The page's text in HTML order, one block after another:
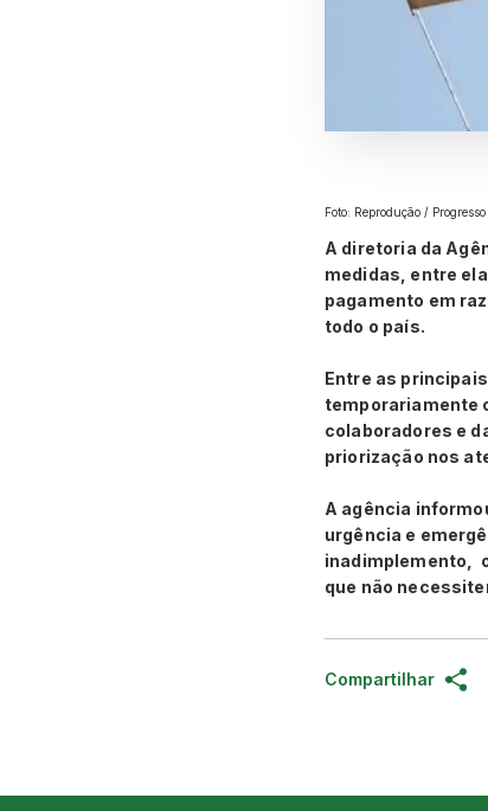
Foto: Reprodução / Progresso
A diretoria da
medidas, entre
pagamento em
todo o país.
Entre as
temporariamente
colaboradores e
priorização nos
A agência
urgência e
inadimplemento,
que não
Compartilhar